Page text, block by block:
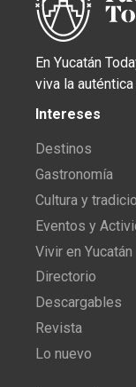
En Yucatán
viva la
Intereses
Destinos
Gastronomía
Cultura y
Eventos y
Vivir en Yucatán
Directorio
Descargables
Revista
Lo nuevo